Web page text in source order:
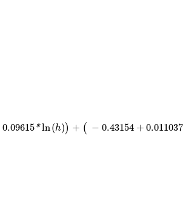
0.09615* ln(h)) + ( − 0.43154 + 0.011037
+0.011037 *d2h+0.113602 *d+0.307809*ln(d))